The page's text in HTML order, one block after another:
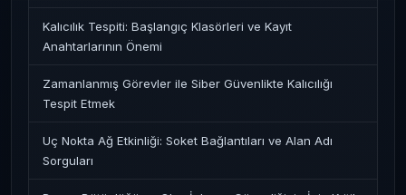
Kalıcılık Tespiti: Başlangıç Klasörleri ve Kayıt
Anahtarlarının Önemi
Zamanlanmış Görevler ile Siber Güvenlikte Kalıcılığı
Tespit Etmek
Uç Nokta Ağ Etkinliği: Soket Bağlantıları ve Alan Adı
Sorguları